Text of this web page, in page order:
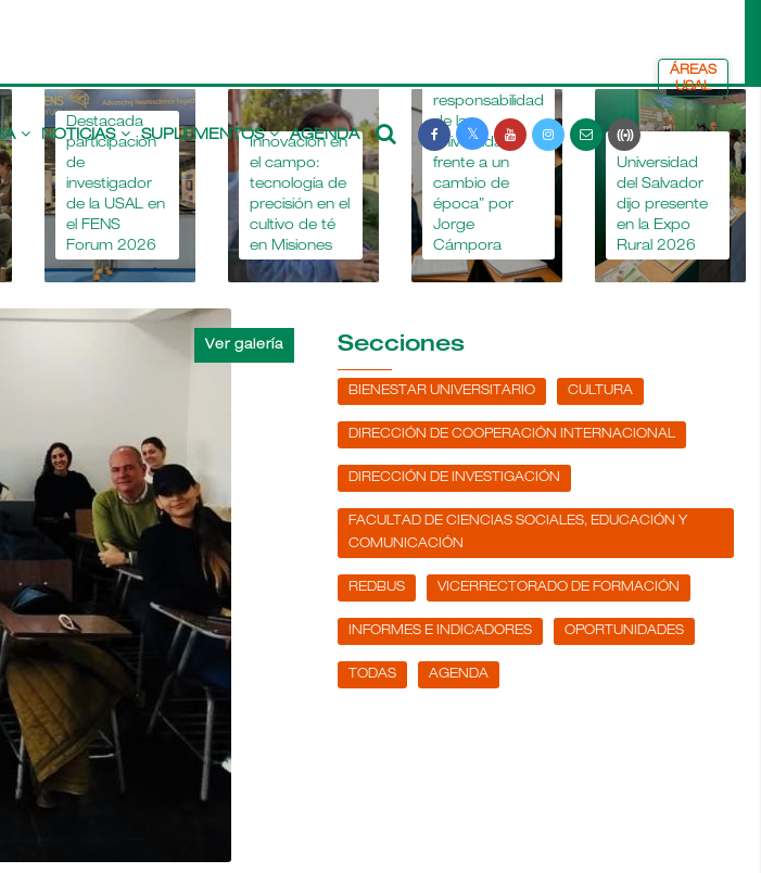
NOTICIAS SUPLEMENTOS AGENDA
ÁREAS
USAL
Destacada
participación
de
investigador
de la USAL en
el FENS
Forum 2026
Innovación en
el campo:
tecnología de
precisión en el
cultivo de té
en Misiones
“La
responsabilidad
de la
universidad
frente a un
cambio de
época” por
Jorge
Cámpora
La
Universidad
del Salvador
dijo presente
en la Expo
Rural 2026
Secciones
BIENESTAR UNIVERSITARIO CULTURA
DIRECCIÓN DE COOPERACIÓN INTERNACIONAL
DIRECCIÓN DE INVESTIGACIÓN
FACULTAD DE CIENCIAS SOCIALES, EDUCACIÓN Y
COMUNICACIÓN
REDBUS VICERRECTORADO DE FORMACIÓN
INFORMES E INDICADORES OPORTUNIDADES
TODAS AGENDA